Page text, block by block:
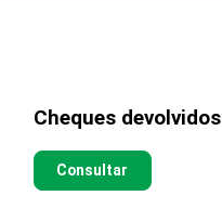
Cheques devolvidos
Consultar